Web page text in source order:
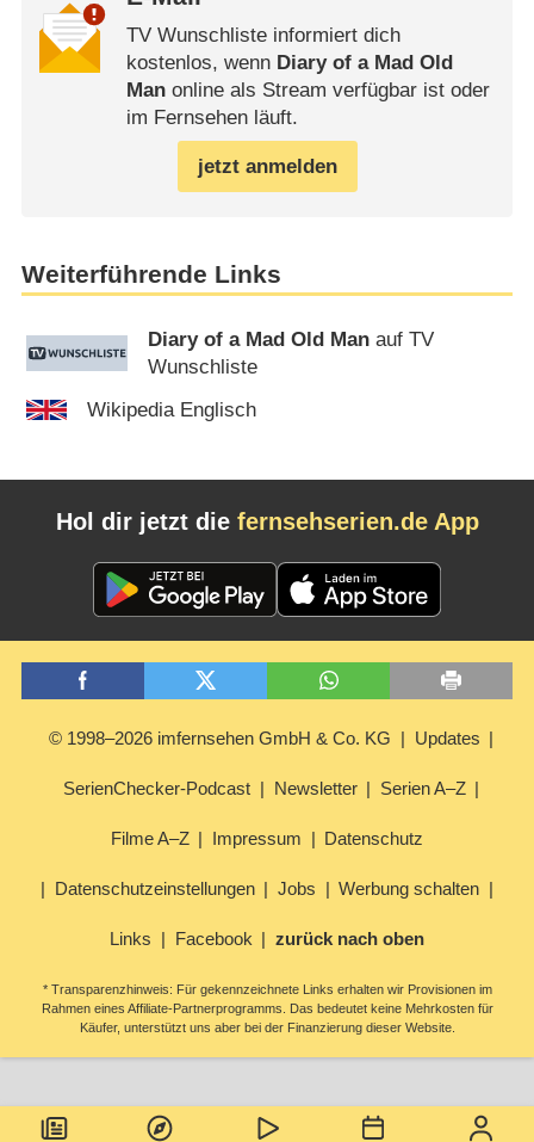
TV Wunschliste informiert dich
kostenlos, wenn Diary of a Mad Old
Manonline als Stream verfügbar ist oder
im Fernsehen läuft.
jetzt anmelden
Weiterführende Links
Diary of a Mad Old Man auf TV
Wunschliste
Wikipedia Englisch
Hol dir jetzt die fernsehserien.de App
© 1998–2026 imfernsehen GmbH & Co. KG Updates
SerienChecker-Podcast Newsletter Serien A–Z
Filme A–Z Impressum Datenschutz
Datenschutzeinstellungen Jobs Werbung schalten
Links Facebook zurück nach oben
* Transparenzhinweis: Für gekennzeichnete Links erhalten wir Provisionen im
Rahmen eines Affiliate-Partnerprogramms. Das bedeutet keine Mehrkosten für
Käufer, unterstützt uns aber bei der Finanzierung dieser Website.